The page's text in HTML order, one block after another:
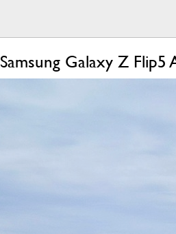
Samsung Galaxy Z Flip5